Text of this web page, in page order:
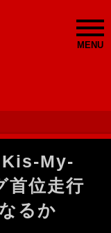
MENU
Kis-My-
首位走行
なるか